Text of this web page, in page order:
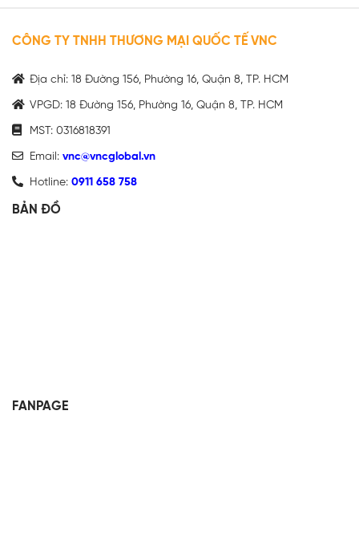
CÔNG TY TNHH THƯƠNG MẠI QUỐC TẾ VNC
Địa chỉ: 18 Đường 156, Phường 16, Quận 8, TP. HCM
VPGD: 18 Đường 156, Phường 16, Quận 8, TP. HCM
MST: 0316818391
Email: vnc@vncglobal.vn
Hotline: 0911 658 758
BẢN ĐỒ
FANPAGE